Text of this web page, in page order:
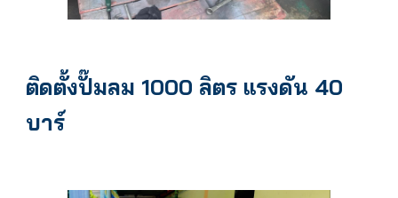
ติดตั้งปั๊มลม 1000 ลิตร แรงดัน 40
บาร์